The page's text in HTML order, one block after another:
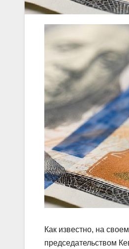
Как известно, на
председательством